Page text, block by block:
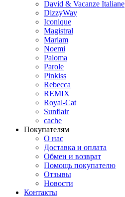
David & Vacanze Italiane
DizzyWay
Iconique
Magistral
Mariam
Noemi
Paloma
Parole
Pinkiss
Rebecca
REMIX
Royal-Cat
Sunflair
cache
Покупателям
О нас
Доставка и оплата
Обмен и возврат
Помощь покупателю
Отзывы
Новости
Контакты